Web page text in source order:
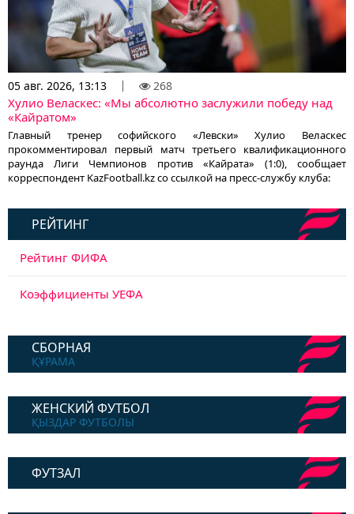
05 авг. 2026, 13:13 268
Хулио Веласкес: «Мы абсолютно заслужили победу над
«Кайратом»
Главный тренер софийского «Левски» Хулио Веласкес
прокомментировал первый матч третьего квалификационного
раунда Лиги Чемпионов против «Кайрата» (1:0), сообщает
корреспондент KazFootball.kz со ссылкой на пресс-службу клуба:
РЕЙТИНГ
Рейтинг ФИФА
Коэффициенты УЕФА
СБОРНАЯ
ҚҰРАМА
ЖЕНСКИЙ ФУТБОЛ
ҚЫЗДАР ФУТБОЛЫ
ФУТЗАЛ